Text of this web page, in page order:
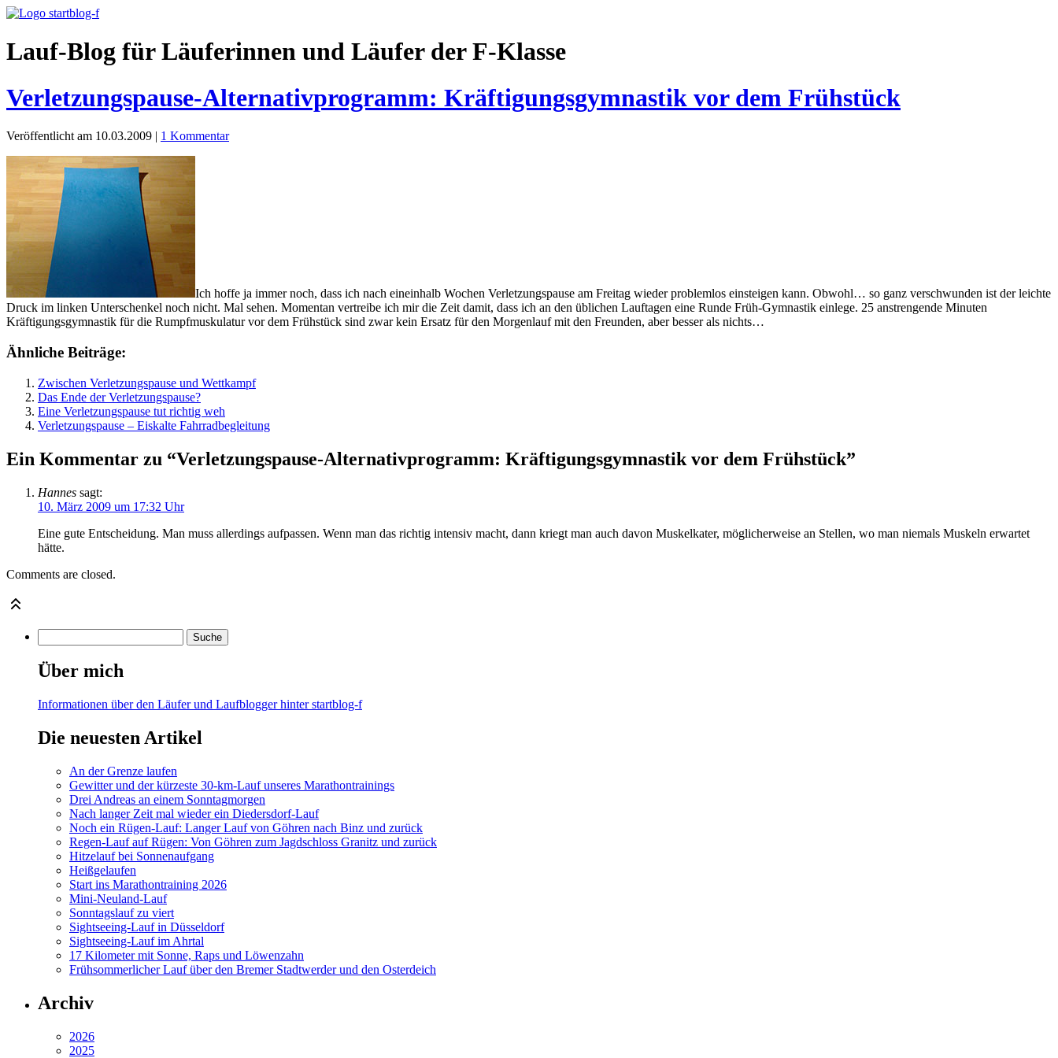
Lauf-Blog für Läuferinnen und Läufer der F-Klasse
Verletzungspause-Alternativprogramm: Kräftigungsgymnastik vor dem Frühstück
Veröffentlicht am 10.03.2009 | 1 Kommentar
Ich hoffe ja immer noch, dass ich nach eineinhalb Wochen Verletzungspause am Freitag wieder problemlos einsteigen kann. Obwohl… so ganz verschwunden ist der leichte
Druck im linken Unterschenkel noch nicht. Mal sehen. Momentan vertreibe ich mir die Zeit damit, dass ich an den üblichen Lauftagen eine Runde Früh-Gymnastik einlege. 25 anstrengende Minuten
Kräftigungsgymnastik für die Rumpfmuskulatur vor dem Frühstück sind zwar kein Ersatz für den Morgenlauf mit den Freunden, aber besser als nichts…
Ähnliche Beiträge:
Zwischen Verletzungspause und Wettkampf
Das Ende der Verletzungspause?
Eine Verletzungspause tut richtig weh
Verletzungspause – Eiskalte Fahrradbegleitung
Ein Kommentar zu “Verletzungspause-Alternativprogramm: Kräftigungsgymnastik vor dem Frühstück”
Hannes sagt:
10. März 2009 um 17:32 Uhr
Eine gute Entscheidung. Man muss allerdings aufpassen. Wenn man das richtig intensiv macht, dann kriegt man auch davon Muskelkater, möglicherweise an Stellen, wo man niemals Muskeln erwartet
hätte.
Comments are closed.
Über mich
Informationen über den Läufer und Laufblogger hinter startblog-f
Die neuesten Artikel
An der Grenze laufen
Gewitter und der kürzeste 30-km-Lauf unseres Marathontrainings
Drei Andreas an einem Sonntagmorgen
Nach langer Zeit mal wieder ein Diedersdorf-Lauf
Noch ein Rügen-Lauf: Langer Lauf von Göhren nach Binz und zurück
Regen-Lauf auf Rügen: Von Göhren zum Jagdschloss Granitz und zurück
Hitzelauf bei Sonnenaufgang
Heißgelaufen
Start ins Marathontraining 2026
Mini-Neuland-Lauf
Sonntagslauf zu viert
Sightseeing-Lauf in Düsseldorf
Sightseeing-Lauf im Ahrtal
17 Kilometer mit Sonne, Raps und Löwenzahn
Frühsommerlicher Lauf über den Bremer Stadtwerder und den Osterdeich
Archiv
2026
2025